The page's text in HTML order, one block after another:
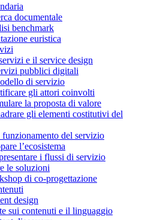
documentale
benchmark
euristica
e il service design
pubblici digitali
di servizio
gli attori coinvolti
la proposta di valore
gli elementi costitutivi del
del servizio
l’ecosistema
i flussi di servizio
le soluzioni
di co-progettazione
design
sui contenuti e il linguaggio